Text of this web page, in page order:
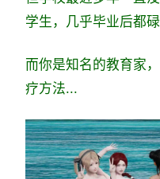
学生，几乎毕业后都
而你是知名的教育家
疗方法...